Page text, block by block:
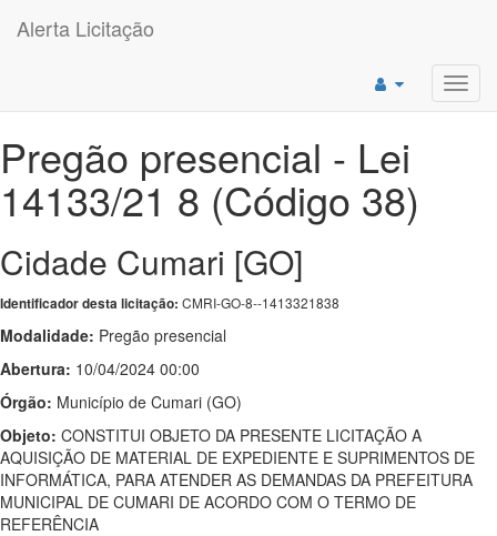
Alerta Licitação
Pregão presencial - Lei
14133/21 8 (Código 38)
Cidade Cumari [GO]
Identificador desta licitação: CMRI-GO-8--1413321838
Modalidade: Pregão presencial
Abertura: 10/04/2024 00:00
Órgão: Município de Cumari (GO)
Objeto: CONSTITUI OBJETO DA PRESENTE LICITAÇÃO A
AQUISIÇÃO DE MATERIAL DE EXPEDIENTE E SUPRIMENTOS DE
INFORMÁTICA, PARA ATENDER AS DEMANDAS DA PREFEITURA
MUNICIPAL DE CUMARI DE ACORDO COM O TERMO DE
REFERÊNCIA